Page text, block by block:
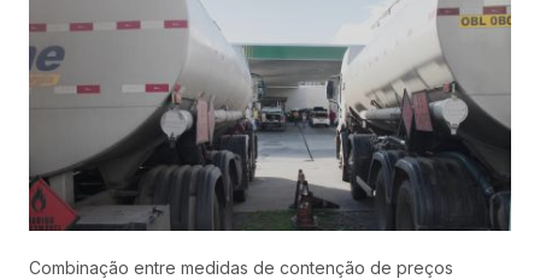
Combinação entre medidas de contenção de preços